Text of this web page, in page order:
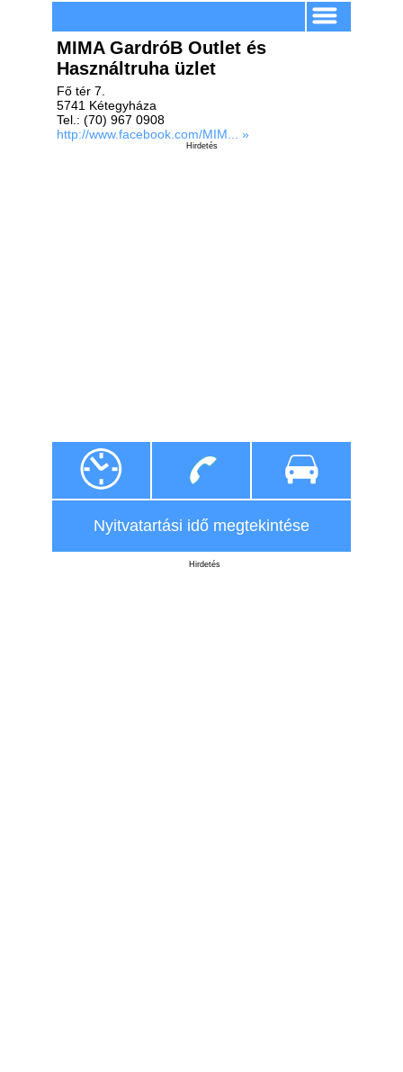
MIMA GardróB Outlet és
Használtruha üzlet
Fő tér 7.
5741 Kétegyháza
Tel.: (70) 967 0908
http://www.facebook.com/MIM... »
Hirdetés
Nyitvatartási idő megtekintése
Hirdetés